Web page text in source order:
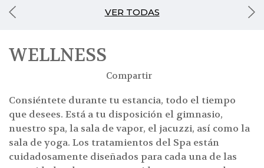
VER TODAS
WELLNESS
Compartir
Consiéntete durante tu estancia, todo el tiempo
que desees. Está a tu disposición el gimnasio,
nuestro spa, la sala de vapor, el jacuzzi, así como la
sala de yoga. Los tratamientos del Spa están
cuidadosamente diseñados para cada una de las